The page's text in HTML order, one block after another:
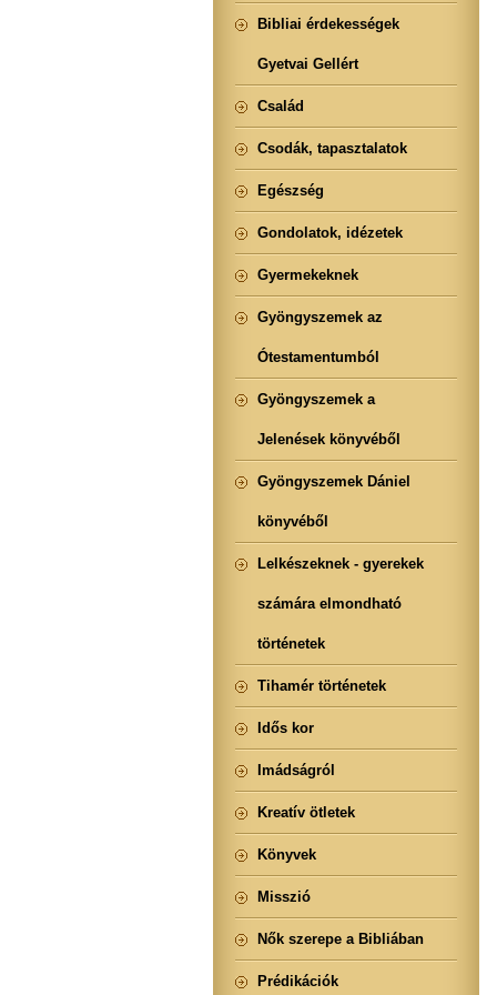
Bibliai érdekességek
Gyetvai Gellért
Család
Csodák, tapasztalatok
Egészség
Gondolatok, idézetek
Gyermekeknek
Gyöngyszemek az
Ótestamentumból
Gyöngyszemek a
Jelenések könyvéből
Gyöngyszemek Dániel
könyvéből
Lelkészeknek - gyerekek
számára elmondható
történetek
Tihamér történetek
Idős kor
Imádságról
Kreatív ötletek
Könyvek
Misszió
Nők szerepe a Bibliában
Prédikációk